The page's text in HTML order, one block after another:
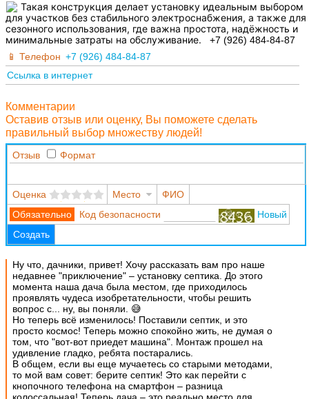
Такая конструкция делает установку идеальным выбором
для участков без стабильного электроснабжения, а также для
сезонного использования, где важна простота, надёжность и
минимальные затраты на обслуживание.
+7 (926) 484-84-87
Телефон +7 (926) 484-84-87
Ссылка в интернет
Комментарии
Оставив отзыв или оценку, Вы поможете сделать
правильный выбор множеству людей!
Отзыв Формат
Оценка Место
ФИО
Код безопасности
Новый
Создать
Ну что, дачники, привет! Хочу рассказать вам про наше
недавнее "приключение" – установку септика. До этого
момента наша дача была местом, где приходилось
проявлять чудеса изобретательности, чтобы решить
вопрос с... ну, вы поняли. 😅
Но теперь всё изменилось! Поставили септик, и это
просто космос! Теперь можно спокойно жить, не думая о
том, что "вот-вот приедет машина". Монтаж прошел на
удивление гладко, ребята постарались.
В общем, если вы еще мучаетесь со старыми методами,
то мой вам совет: берите септик! Это как перейти с
кнопочного телефона на смартфон – разница